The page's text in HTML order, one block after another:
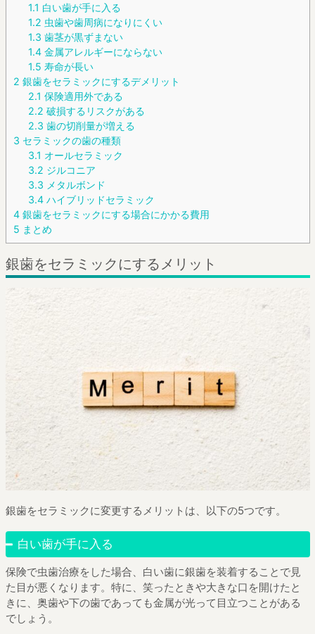
1.1 白い歯が手に入る
1.2 虫歯や歯周病になりにくい
1.3 歯茎が黒ずまない
1.4金属アレルギーにならない
1.5 寿命が長い
2 銀歯をセラミックにするデメリット
2.1 保険適用外である
2.2 破損するリスクがある
2.3 歯の切削量が増える
3 セラミックの歯の種類
3.1 オールセラミック
3.2 ジルコニア
3.3 メタルボンド
3.4ハイブリッドセラミック
4銀歯をセラミックにする場合にかかる費用
5 まとめ
銀歯をセラミックにするメリット
銀歯をセラミックに変更するメリットは、以下の5つです。
白い歯が手に入る
保険で虫歯治療をした場合、白い歯に銀歯を装着することで見
た目が悪くなります。特に、笑ったときや大きな口を開けたと
きに、奥歯や下の歯であっても金属が光って目立つことがある
でしょう。